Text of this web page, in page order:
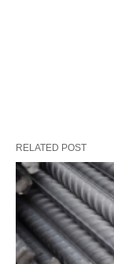
RELATED POST